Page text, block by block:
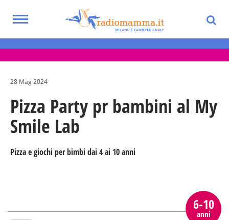
main
Toggle
Eventi per bambini, ragazzi e adolescenti
nella Città Metropolitana di Milano
28 Mag 2024
Pizza Party pr bambini al My
Smile Lab
Pizza e giochi per bimbi dai 4 ai 10 anni
6-10
anni